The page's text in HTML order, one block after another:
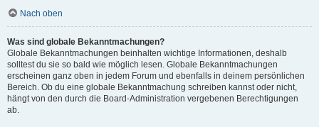
Nach oben
Was sind globale Bekanntmachungen?
Globale Bekanntmachungen beinhalten wichtige Informationen, deshalb
solltest du sie so bald wie möglich lesen. Globale Bekanntmachungen
erscheinen ganz oben in jedem Forum und ebenfalls in deinem persönlichen
Bereich. Ob du eine globale Bekanntmachung schreiben kannst oder nicht,
hängt von den durch die Board-Administration vergebenen Berechtigungen
ab.